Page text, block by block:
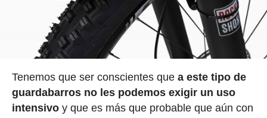
Tenemos que ser conscientes que a este tipo de
guardabarros no les podemos exigir un uso
intensivoy que es más que probable que aún con